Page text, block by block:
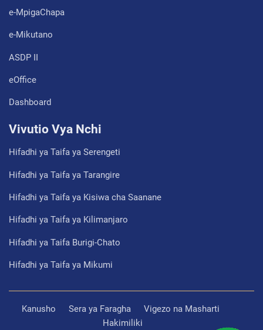
e-MpigaChapa
e-Mikutano
ASDP II
eOffice
Dashboard
Vivutio Vya Nchi
Hifadhi ya Taifa ya Serengeti
Hifadhi ya Taifa ya Tarangire
Hifadhi ya Taifa ya Kisiwa cha Saanane
Hifadhi ya Taifa ya Kilimanjaro
Hifadhi ya Taifa Burigi-Chato
Hifadhi ya Taifa ya Mikumi
Kanusho Sera ya Faragha
Vigezo na Masharti
Hakimiliki